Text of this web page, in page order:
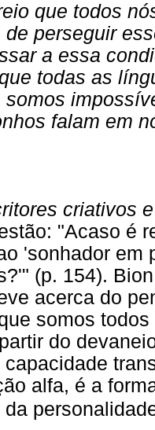
que todos
de perseguir
a essa
todas as
somos
falam em
criativos
"Acaso é
'sonhador em
(p. 154).
acerca do
somos
do
alfa, é a